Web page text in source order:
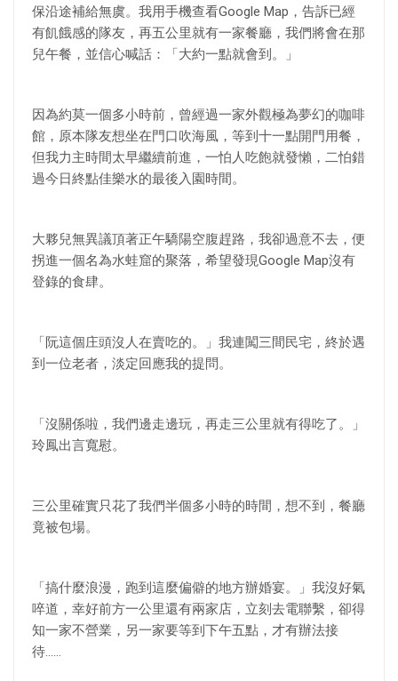
保沿途補給無虞。我用手機查看Google Map，告訴已經
有飢餓感的隊友，再五公里就有一家餐廳，我們將會在那
兒午餐，並信心喊話：「大約一點就會到。」
因為約莫一個多小時前，曾經過一家外觀極為夢幻的咖啡
館，原本隊友想坐在門口吹海風，等到十一點開門用餐，
但我力主時間太早繼續前進，一怕人吃飽就發懶，二怕錯
過今日終點佳樂水的最後入園時間。
大夥兒無異議頂著正午驕陽空腹趕路，我卻過意不去，便
拐進一個名為水蛙窟的聚落，希望發現Google Map沒有
登錄的食肆。
「阮這個庄頭沒人在賣吃的。」我連闖三間民宅，終於遇
到一位老者，淡定回應我的提問。
「沒關係啦，我們邊走邊玩，再走三公里就有得吃了。」
玲鳳出言寬慰。
三公里確實只花了我們半個多小時的時間，想不到，餐廳
竟被包場。
「搞什麼浪漫，跑到這麼偏僻的地方辦婚宴。」我沒好氣
啐道，幸好前方一公里還有兩家店，立刻去電聯繫，卻得
知一家不營業，另一家要等到下午五點，才有辦法接
待……